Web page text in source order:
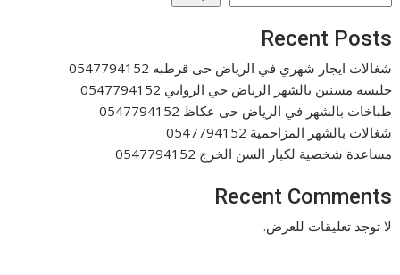
Recent Posts
شغالات ايجار شهري في الرياض حى قرطبه 0547794152
جليسه مسنين بالشهر الرياض حي الروابي 0547794152
طباخات بالشهر في الرياض حى عكاظ 0547794152
شغالات بالشهر المزاحمية 0547794152
مساعدة شخصية لكبار السن الخرج 0547794152
Recent Comments
لا توجد تعليقات للعرض.